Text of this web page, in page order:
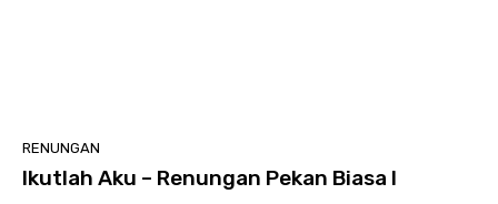
RENUNGAN
Ikutlah Aku – Renungan Pekan Biasa I